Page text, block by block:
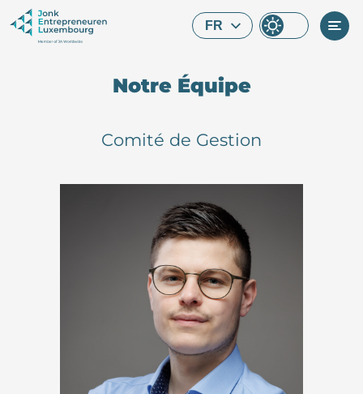
Que cherchez-vous ?
FR
Notre Équipe
Comité de Gestion